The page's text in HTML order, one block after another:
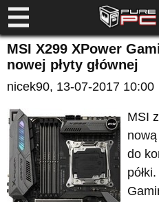
MSI X299 XPower
nowej płyty głównej
nicek90, 13-07-2017 10:00
MSI
nową
do